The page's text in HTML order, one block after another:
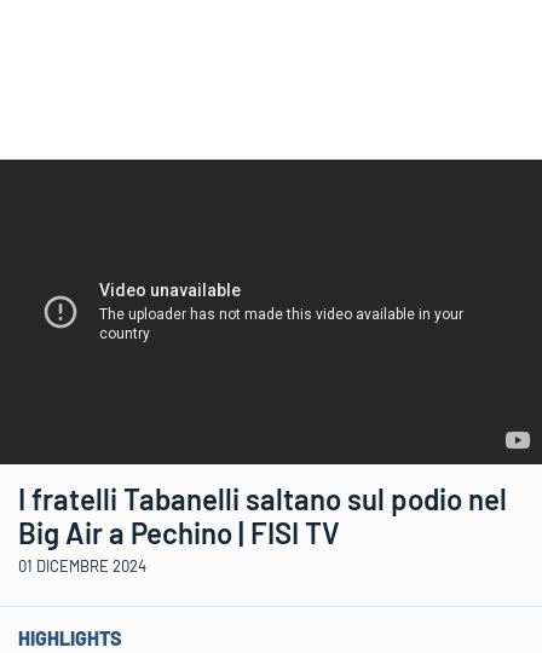
I fratelli Tabanelli saltano sul podio nel
Big Air a Pechino | FISI TV
01 DICEMBRE 2024
HIGHLIGHTS